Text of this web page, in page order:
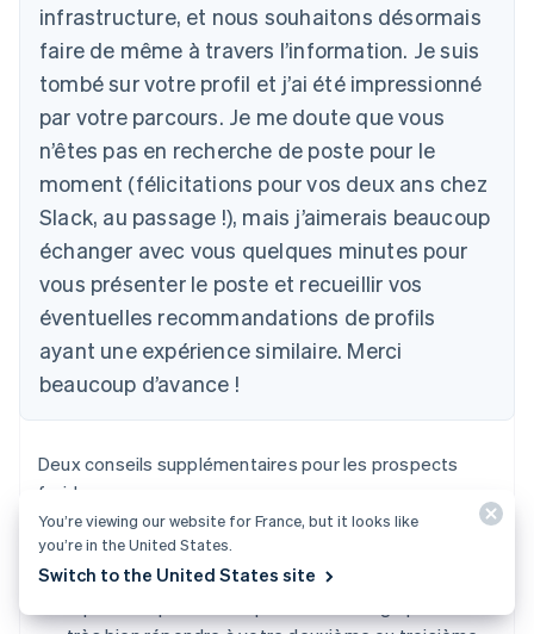
infrastructure, et nous souhaitons désormais
faire de même à travers l’information. Je suis
tombé sur votre profil et j’ai été impressionné
par votre parcours. Je me doute que vous
n’êtes pas en recherche de poste pour le
moment (félicitations pour vos deux ans chez
Slack, au passage !), mais j’aimerais beaucoup
échanger avec vous quelques minutes pour
vous présenter le poste et recueillir vos
éventuelles recommandations de profils
ayant une expérience similaire. Merci
beaucoup d’avance !
Deux conseils supplémentaires pour les prospects
froids :
Relancez vos candidats.
toujours vos candidats. Les candidats qui ne
You’re viewing our website for France, but it looks like
you’re in the United States.
Switch to the United States site